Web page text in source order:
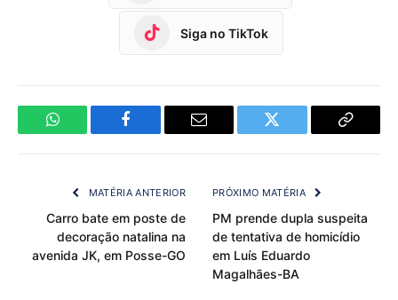
Siga no TikTok
WhatsApp Facebook Email Twitter
Copy
MATÉRIA ANTERIOR
Carro bate em poste de
decoração natalina na
avenida JK, em Posse-GO
PRÓXIMO MATÉRIA
PM prende dupla suspeita
de tentativa de homicídio
em Luís Eduardo
Magalhães-BA